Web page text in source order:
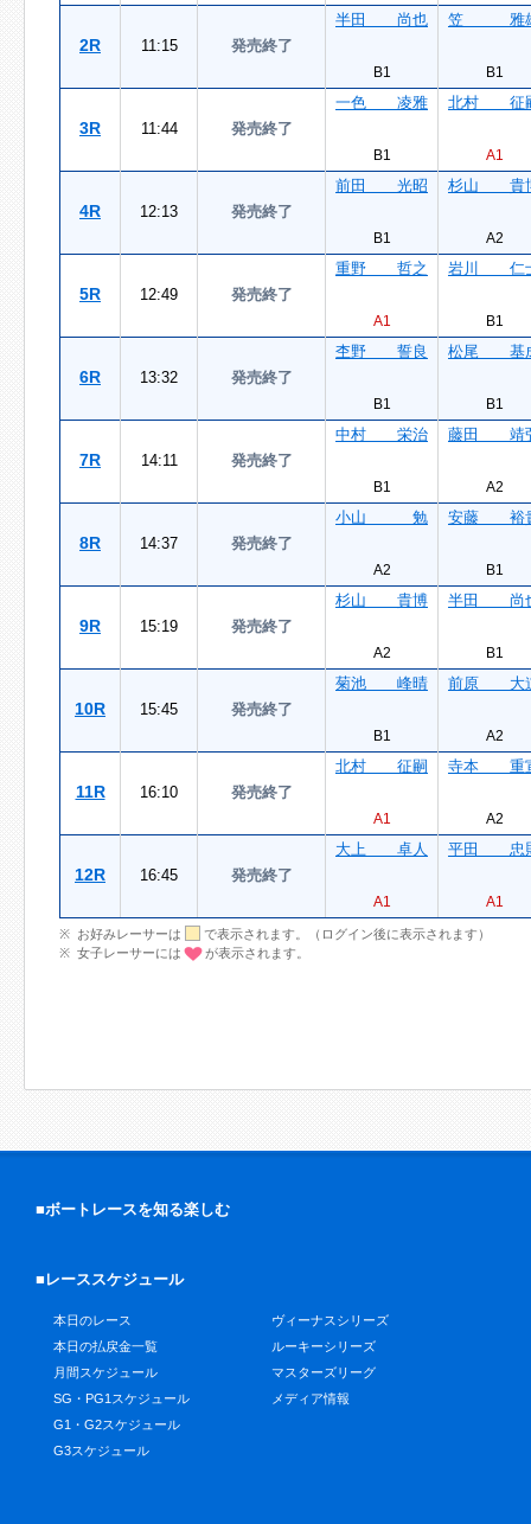
2R 11:15 発売終了
半田 尚也
B1
笠 雅
B1
3R 11:44 発売終了
一色 凌雅
B1
北村 征
A1
4R 12:13 発売終了
前田 光昭
B1
杉山 貴
A2
5R 12:49 発売終了
重野 哲之
A1
岩川 仁
B1
6R 13:32 発売終了
杢野 誓良
B1
松尾 基
B1
7R 14:11 発売終了
中村 栄治
B1
藤田 靖
A2
8R 14:37 発売終了
小山 勉
A2
安藤 裕
B1
9R 15:19 発売終了
杉山 貴博
A2
半田 尚
B1
10R 15:45 発売終了
菊池 峰晴
B1
前原 大
A2
11R 16:10 発売終了
北村 征嗣
A1
寺本 重
A2
12R 16:45 発売終了
大上 卓人
A1
平田 忠
A1
お好みレーサーは
で表示されます。（ログイン後に表示されます）
女子レーサーには
が表示されます。
■ボートレースを知る楽しむ
■レーススケジュール
本日のレース
本日の払戻金一覧
月間スケジュール
SG・PG1スケジュール
G1・G2スケジュール
G3スケジュール
ヴィーナスシリーズ
ルーキーシリーズ
マスターズリーグ
メディア情報